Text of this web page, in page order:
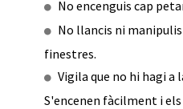
No encenguis cap
No llancis ni
finestres.
Vigila que no hi hagi a
S'encenen fàcilment i